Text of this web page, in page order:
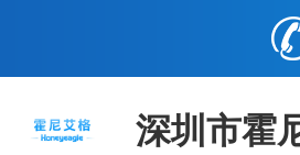
深圳市霍